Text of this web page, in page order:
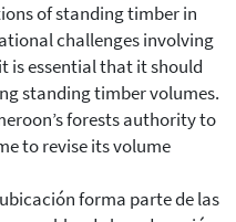
of standing timber in
challenges involving
is essential that it should
standing timber volumes.
forests authority to
to revise its volume
forma parte de las